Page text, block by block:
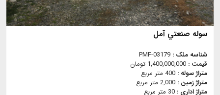
سوله صنعتي آمل
شناسه ملک : PMF-03179
قیمت : 1,400,000,000 تومان
متراژ سوله : 400 متر مربع
متراژ زمین : 2,000 متر مربع
متراژ اداری : 30 متر مربع